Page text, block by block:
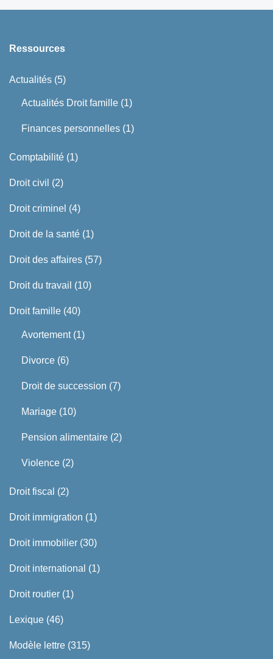
Ressources
Actualités (5)
Actualités Droit famille (1)
Finances personnelles (1)
Comptabilité (1)
Droit civil (2)
Droit criminel (4)
Droit de la santé (1)
Droit des affaires (57)
Droit du travail (10)
Droit famille (40)
Avortement(1)
Divorce (6)
Droit de succession (7)
Mariage (10)
Pension alimentaire (2)
Violence (2)
Droit fiscal (2)
Droit immigration (1)
Droit immobilier (30)
Droit international (1)
Droit routier (1)
Lexique (46)
Modèle lettre (315)